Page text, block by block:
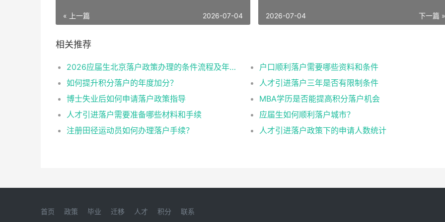
« 上一篇 2026-07-04 下一篇 »
2026-07-04
相关推荐
2026应届生北京落户政策办理的条件流程及年龄限制
户口顺利落户需要哪些资料和条件
如何提升积分落户的年度加分？
人才引进落户三年是否有限制条件
博士失业后如何申请落户政策指导
MBA学历是否能提高积分落户机会
人才引进落户需要准备哪些材料和手续
应届生如何顺利落户城市？
注册田径运动员如何办理落户手续？
人才引进落户政策下的申请人数统计
首页 政策 毕业 迁移 人才 积分 联系